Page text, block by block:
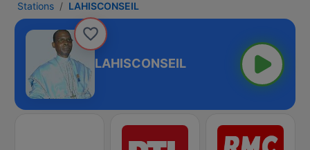
Stations LAHISCONSEIL
LAHISCONSEIL